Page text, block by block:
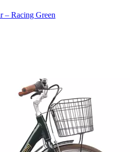
– Racing Green